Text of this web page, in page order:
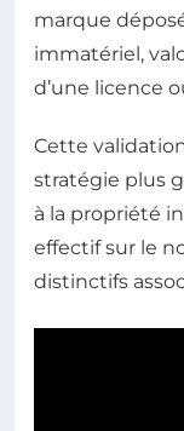
marque
immatériel,
d’une licence
Cette
stratégie plus
à la propriété
effectif sur le
distinctifs